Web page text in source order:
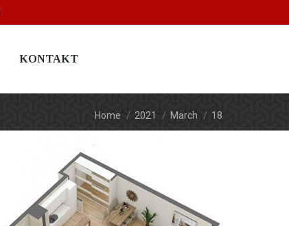
KONTAKT
You are here:
Home 2021 March 18